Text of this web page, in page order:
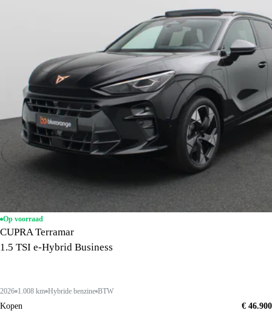
Op voorraad
CUPRA Terramar
1.5 TSI e-Hybrid Business
2026 1.008 km Hybride benzine BTW
Kopen
€ 46.900